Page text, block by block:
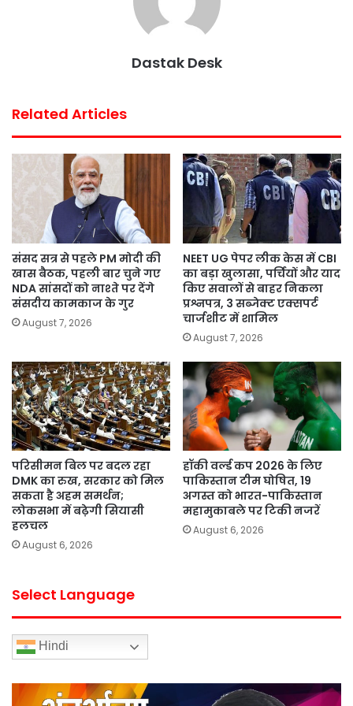
Dastak Desk
Related Articles
संसद सत्र से पहले PM मोदी की
खास बैठक, पहली बार चुने गए
NDA सांसदों को नाश्ते पर देंगे
संसदीय कामकाज के गुर
August 7, 2026
NEET UG पेपर लीक केस में CBI
का बड़ा खुलासा, पर्चियों और याद
किए सवालों से बाहर निकला
प्रश्नपत्र, 3 सब्जेक्ट एक्सपर्ट
चार्जशीट में शामिल
August 7, 2026
परिसीमन बिल पर बदल रहा
DMK का रुख, सरकार को मिल
सकता है अहम समर्थन;
लोकसभा में बढ़ेगी सियासी
हलचल
August 6, 2026
हॉकी वर्ल्ड कप 2026 के लिए
पाकिस्तान टीम घोषित, 19
अगस्त को भारत-पाकिस्तान
महामुकाबले पर टिकी नजरें
August 6, 2026
Select Language
Hindi